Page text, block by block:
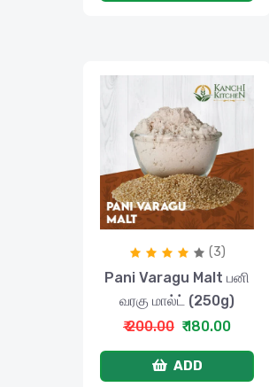
(3)
Pani Varagu Malt பனி
வரகு மால்ட் (250g)
₹ 200.00 ₹ 180.00
ADD